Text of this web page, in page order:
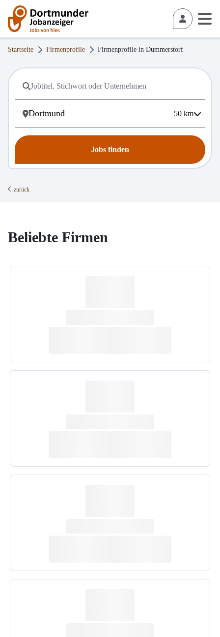
Startseite Firmenprofile Firmenprofile in Dummerstorf
50 km
Jobs finden
zurück
Beliebte Firmen